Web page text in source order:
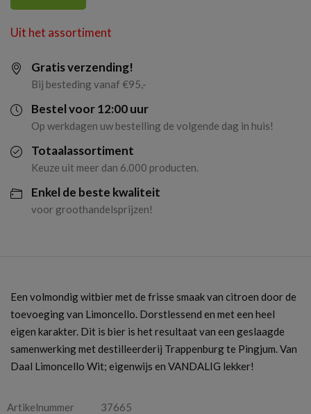
Uit het assortiment
Gratis verzending!
Bij besteding vanaf €95,-
Bestel voor 12:00 uur
Op werkdagen uw bestelling de volgende dag in huis!
Totaalassortiment
Keuze uit meer dan 6.000 producten.
Enkel de beste kwaliteit
voor groothandelsprijzen!
Een volmondig witbier met de frisse smaak van citroen door de
toevoeging van Limoncello. Dorstlessend en met een heel
eigen karakter. Dit is bier is het resultaat van een geslaagde
samenwerking met destilleerderij Trappenburg te Pingjum. Van
Daal Limoncello Wit; eigenwijs en VANDALIG lekker!
Artikelnummer
37665